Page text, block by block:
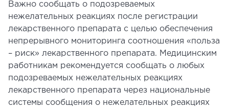
Важно сообщать о подозреваемых
нежелательных реакциях после регистрации
лекарственного препарата с целью обеспечения
непрерывного мониторинга соотношения «польза
– риск» лекарственного препарата. Медицинским
работникам рекомендуется сообщать о любых
подозреваемых нежелательных реакциях
лекарственного препарата через национальные
системы сообщения о нежелательных реакциях